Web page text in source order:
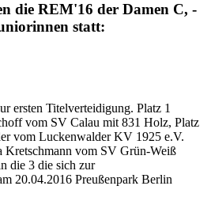
die REM'16 der Damen C, -
statt:
ersten Titelverteidigung. Platz 1
vom SV Calau mit 831 Holz, Platz
vom Luckenwalder KV 1925 e.V.
Kretschmann vom SV Grün-Weiß
die 3 die sich zur
20.04.2016 Preußenpark Berlin